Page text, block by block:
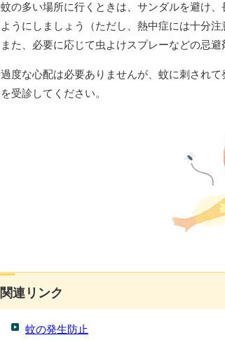
蚊の多い場所に行くときは、サンダルを避け
ようにしましょう（ただし、熱中症には十分注
また、必要に応じて虫よけスプレーなどの忌避
過度な心配は必要ありませんが、蚊に刺され
を受診してください。
関連リンク
蚊の発生防止